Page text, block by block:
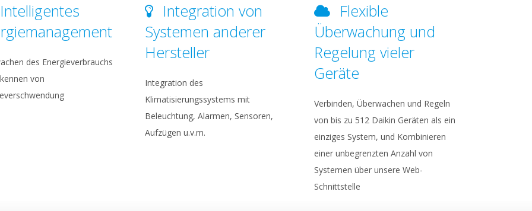
Intelligentes
des Energieverbrauchs
von
Integration von
Systemen anderer
Hersteller
Integration des
Klimatisierungssystems mit
Beleuchtung, Alarmen, Sensoren,
Aufzügen u.v.m.
Flexible
Überwachung und
Regelung vieler
Geräte
Verbinden, Überwachen und Regeln
von bis zu 512 Daikin Geräten als ein
einziges System, und Kombinieren
einer unbegrenzten Anzahl von
Systemen über unsere Web-
Schnittstelle